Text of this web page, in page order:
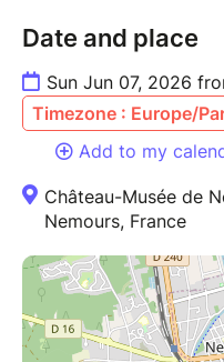
Date and place
Sun Jun 07, 2026
Timezone : Europe/
Add to my
Château-Musée de
Nemours, France